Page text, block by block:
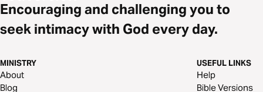
Encouraging and challenging you to
seek intimacy with God every day.
MINISTRY
About
Blog
USEFUL LINKS
Help
Bible Versions